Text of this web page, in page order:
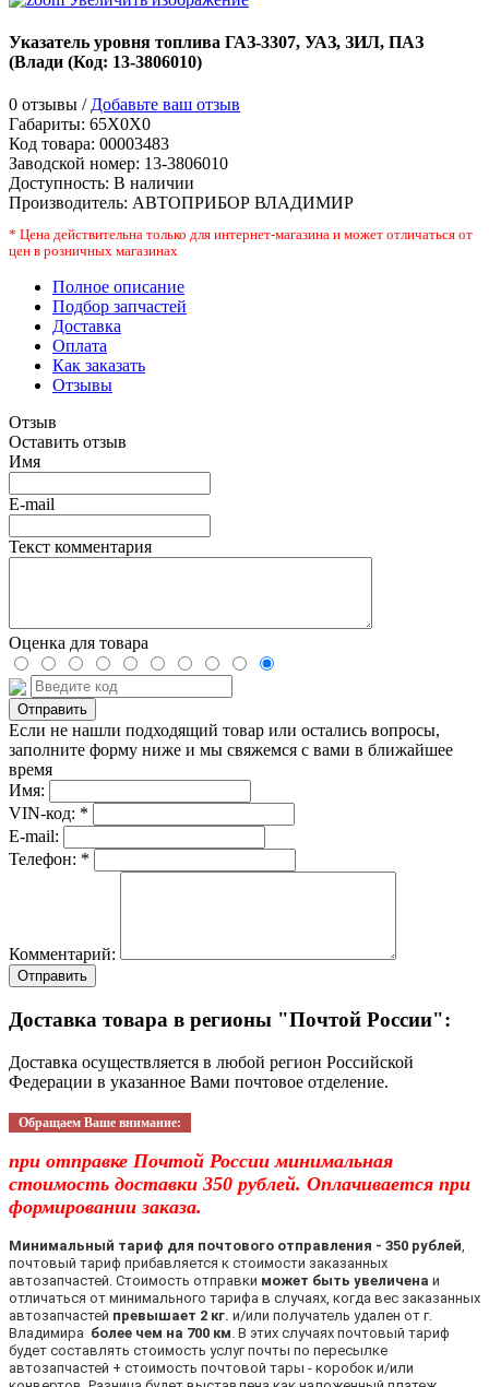
Указатель уровня топлива ГАЗ-3307, УАЗ, ЗИЛ, ПАЗ
(Влади (Код: 13-3806010)
0 отзывы / Добавьте ваш отзыв
Габариты: 65X0X0
Код товара: 00003483
Заводской номер: 13-3806010
Доступность: В наличии
Производитель: АВТОПРИБОР ВЛАДИМИР
* Цена действительна только для интернет-магазина и может отличаться от
цен в розничных магазинах
Полное описание
Подбор запчастей
Доставка
Оплата
Как заказать
Отзывы
Отзыв
Оставить отзыв
Имя
E-mail
Текст комментария
Оценка для товара
Если не нашли подходящий товар или остались вопросы,
заполните форму ниже и мы свяжемся с вами в ближайшее
время
Имя:
VIN-код: *
E-mail:
Телефон: *
Комментарий:
Отправить
Доставка товара в регионы "Почтой России":
Доставка осуществляется в любой регион Российской
Федерации в указанное Вами почтовое отделение.
Обращаем Ваше внимание:
при отправке Почтой России минимальная
стоимость доставки 350 рублей. Оплачивается при
формировании заказа.
Минимальный тариф для почтового отправления - 350 рублей
почтовый тариф прибавляется к стоимости заказанных
автозапчастей. Стоимость отправки может быть увеличена и
отличаться от минимального тарифа в случаях, когда вес заказанных
автозапчастей превышает 2 кг. и/или получатель удален от г.
Владимира более чем на 700 км . В этих случаях почтовый тариф
будет составлять стоимость услуг почты по пересылке
автозапчастей + стоимость почтовой тары - коробок и/или